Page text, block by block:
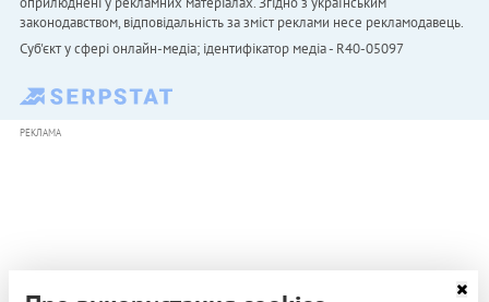
законодавством, відповідальність за зміст реклами несе рекламодавець.
Cуб'єкт у сфері онлайн-медіа; ідентифікатор медіа - R40-05097
РЕКЛАМА